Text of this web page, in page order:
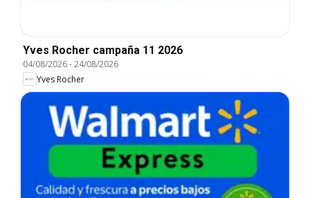
Yves Rocher campaña 11 2026
04/08/2026-24/08/2026
Yves Rocher